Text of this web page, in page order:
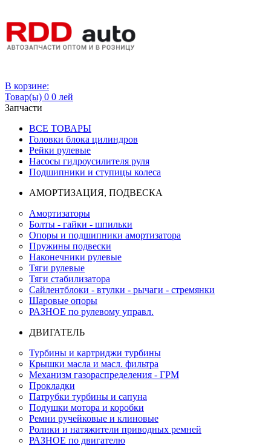
В корзине:
Товар(ы) 0 0 лей
Запчасти
ВСЕ ТОВАРЫ
Головки блока цилиндров
Рейки рулевые
Насосы гидроусилителя руля
Подшипники и ступицы колеса
АМОРТИЗАЦИЯ, ПОДВЕСКА
Амортизаторы
Болты - гайки - шпильки
Опоры и подшипники амортизатора
Пружины подвески
Наконечники рулевые
Тяги рулевые
Тяги стабилизатора
Сайлентблоки - втулки - рычаги - стремянки
Шаровые опоры
РАЗНОЕ по рулевому управл.
ДВИГАТЕЛЬ
Турбины и картриджи турбины
Крышки масла и масл. фильтра
Механизм газораспределения - ГРМ
Прокладки
Патрубки турбины и сапуна
Подушки мотора и коробки
Ремни ручейковые и клиновые
Ролики и натяжители приводных ремней
РАЗНОЕ по двигателю